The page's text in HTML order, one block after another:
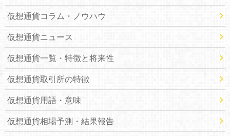
仮想通貨コラム・ノウハウ
仮想通貨ニュース
仮想通貨一覧・特徴と将来性
仮想通貨取引所の特徴
仮想通貨用語・意味
仮想通貨相場予測・結果報告